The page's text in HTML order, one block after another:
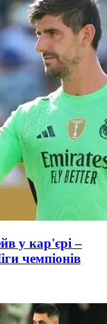
у кар'єрі –
чемпіонів